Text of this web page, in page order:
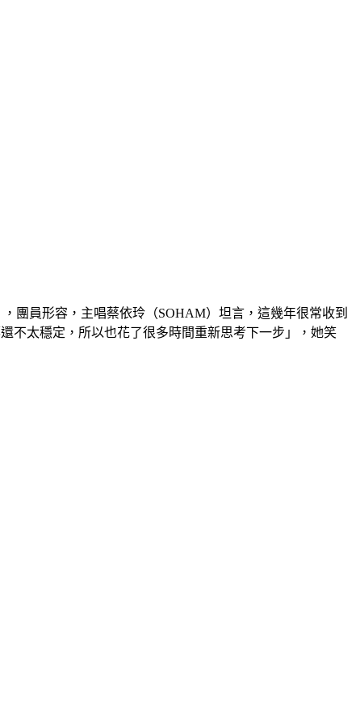
團員形容，主唱蔡依玲（SOHAM）坦言，這幾年很常收到
不太穩定，所以也花了很多時間重新思考下一步」，她笑